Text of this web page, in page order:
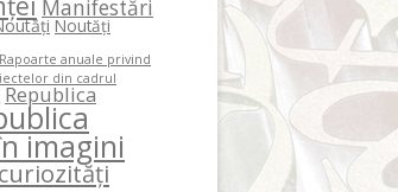
Manifestări
Noutăți
Rapoarte anuale privind
din cadrul
Republica
imagini